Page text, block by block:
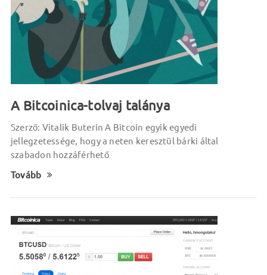
A Bitcoinica-tolvaj talánya
Szerző: Vitalik Buterin A Bitcoin egyik egyedi
jellegzetessége, hogy a neten keresztül bárki által
szabadon hozzáférhető
Tovább